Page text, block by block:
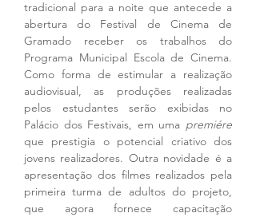
tradicional para a noite que antecede a
abertura do Festival de Cinema de
Gramado receber os trabalhos do
Programa Municipal Escola de Cinema.
Como forma de estimular a realização
audiovisual, as produções realizadas
pelos estudantes serão exibidas no
Palácio dos Festivais, em uma premiére
que prestigia o potencial criativo dos
jovens realizadores. Outra novidade é a
apresentação dos filmes realizados pela
primeira turma de adultos do projeto,
que agora fornece capacitação